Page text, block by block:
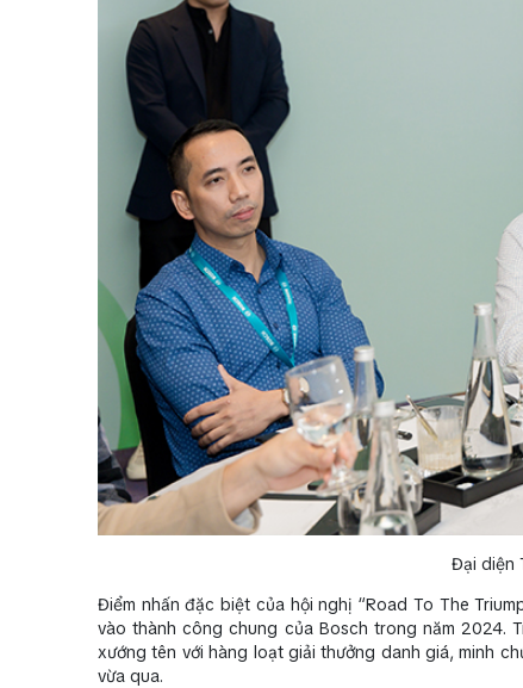
Đại diện
Điểm nhấn đặc biệt của hội nghị “Road To The
vào thành công chung của Bosch trong năm 2024.
xướng tên với hàng loạt giải thưởng danh giá, minh
vừa qua.